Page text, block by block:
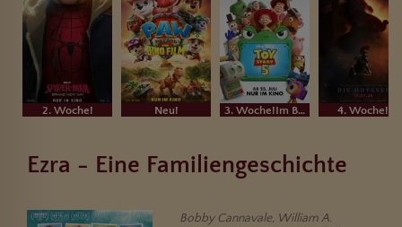
2. Woche! Neu! 3. Woche!Im Bundesstart 4. Woche!
Ezra - Eine Familiengeschichte
Bobby Cannavale, William A.